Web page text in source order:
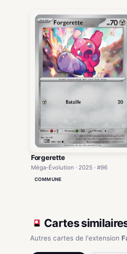
Forgerette
Méga-Évolution · 2025 · #96
COMMUNE
Cartes
Autres cartes de l'extension